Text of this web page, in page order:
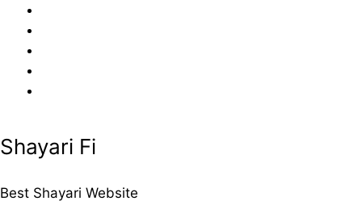
content
Shayari Fi
Best Shayari Website